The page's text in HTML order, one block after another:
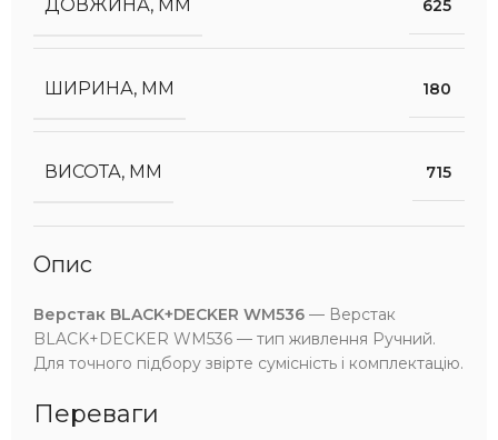
ДОВЖИНА, ММ 625
ШИРИНА, ММ 180
ВИСОТА, ММ 715
Опис
Верстак BLACK+DECKER WM536 — Верстак
BLACK+DECKER WM536 — тип живлення Ручний.
Для точного підбору звірте сумісність і комплектацію.
Переваги